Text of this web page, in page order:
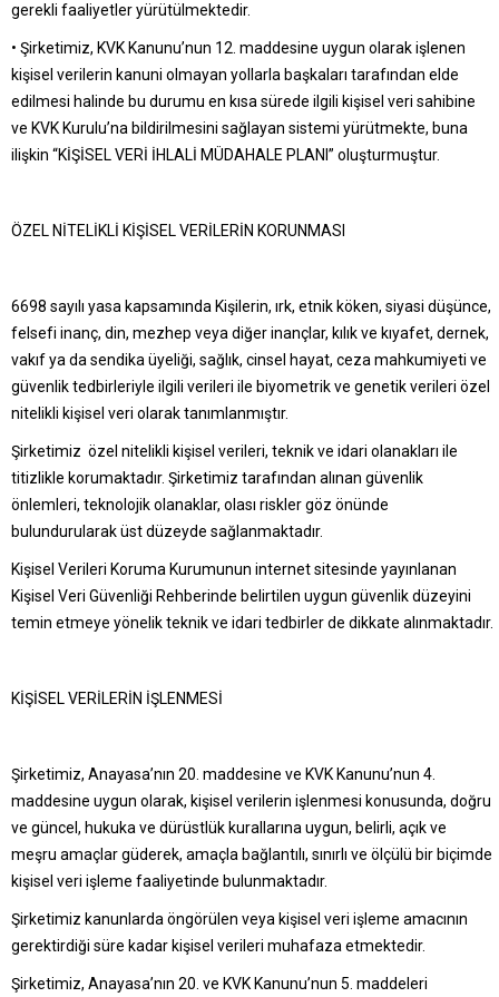
gerekli faaliyetler yürütülmektedir.
• Şirketimiz, KVK Kanunu’nun 12. maddesine uygun olarak işlenen
kişisel verilerin kanuni olmayan yollarla başkaları tarafından elde
edilmesi halinde bu durumu en kısa sürede ilgili kişisel veri sahibine
ve KVK Kurulu’na bildirilmesini sağlayan sistemi yürütmekte, buna
ilişkin “KİŞİSEL VERİ İHLALİ MÜDAHALE PLANI” oluşturmuştur.
ÖZEL NİTELİKLİ KİŞİSEL VERİLERİN KORUNMASI
6698 sayılı yasa kapsamında Kişilerin, ırk, etnik köken, siyasi düşünce,
felsefi inanç, din, mezhep veya diğer inançlar, kılık ve kıyafet, dernek,
vakıf ya da sendika üyeliği, sağlık, cinsel hayat, ceza mahkumiyeti ve
güvenlik tedbirleriyle ilgili verileri ile biyometrik ve genetik verileri özel
nitelikli kişisel veri olarak tanımlanmıştır.
Şirketimiz özel nitelikli kişisel verileri, teknik ve idari olanakları ile
titizlikle korumaktadır. Şirketimiz tarafından alınan güvenlik
önlemleri, teknolojik olanaklar, olası riskler göz önünde
bulundurularak üst düzeyde sağlanmaktadır.
Kişisel Verileri Koruma Kurumunun internet sitesinde yayınlanan
Kişisel Veri Güvenliği Rehberinde belirtilen uygun güvenlik düzeyini
temin etmeye yönelik teknik ve idari tedbirler de dikkate alınmaktadır.
KİŞİSEL VERİLERİN İŞLENMESİ
Şirketimiz, Anayasa’nın 20. maddesine ve KVK Kanunu’nun 4.
maddesine uygun olarak, kişisel verilerin işlenmesi konusunda, doğru
ve güncel, hukuka ve dürüstlük kurallarına uygun, belirli, açık ve
meşru amaçlar güderek, amaçla bağlantılı, sınırlı ve ölçülü bir biçimde
kişisel veri işleme faaliyetinde bulunmaktadır.
Şirketimiz kanunlarda öngörülen veya kişisel veri işleme amacının
gerektirdiği süre kadar kişisel verileri muhafaza etmektedir.
Şirketimiz, Anayasa’nın 20. ve KVK Kanunu’nun 5. maddeleri